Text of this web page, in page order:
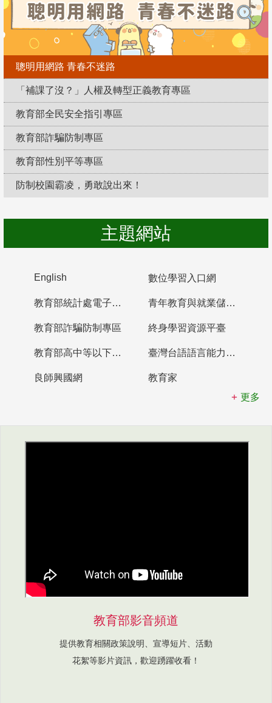
聰明用網路 青春不迷路
「補課了沒？」人權及轉型正義教育專區
教育部全民安全指引專區
教育部詐騙防制專區
教育部性別平等專區
防制校園霸凌，勇敢說出來！
主題網站
English 數位學習入口網
教育部統計處電子書櫃 青年教育與就業儲蓄帳戶
教育部詐騙防制專區 終身學習資源平臺
教育部高中等以下學校及幼兒園教師資格檢定考試 臺灣台語語言能力認證網站
良師興國網
教育家
更多
教育部影音頻道
提供教育相關政策說明、宣導短片、活動
花絮等影片資訊，歡迎踴躍收看！